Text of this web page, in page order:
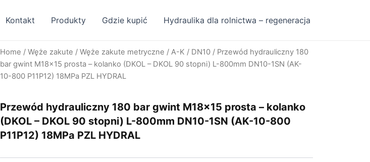
Kontakt Produkty Gdzie kupić Hydraulika dla rolnictwa – regeneracja
Home / Węże zakute / Węże zakute metryczne / A-K / DN10 / Przewód hydrauliczny 180
bar gwint M18x15 prosta – kolanko (DKOL – DKOL 90 stopni) L-800mm DN10-1SN (AK-
10-800 P11P12) 18MPa PZL HYDRAL
Przewód hydrauliczny 180 bar gwint M18x15 prosta – kolanko
(DKOL – DKOL 90 stopni) L-800mm DN10-1SN (AK-10-800
P11P12) 18MPa PZL HYDRAL